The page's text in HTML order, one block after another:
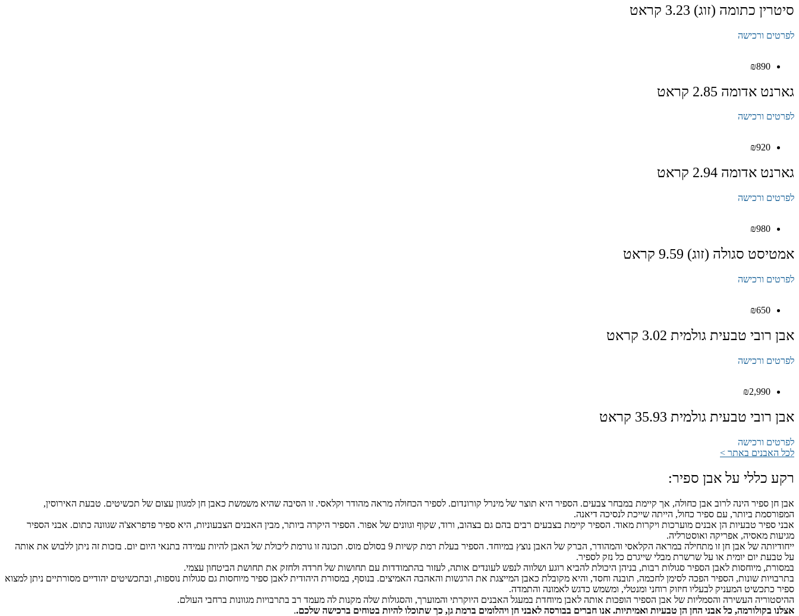
סיטרין כתומה (זוג) 3.23 קראט
לפרטים ורכישה
₪890
גארנט אדומה 2.85 קראט
לפרטים ורכישה
₪920
גארנט אדומה 2.94 קראט
לפרטים ורכישה
₪980
אמטיסט סגולה (זוג) 9.59 קראט
לפרטים ורכישה
₪650
אבן רובי טבעית גולמית 3.02 קראט
לפרטים ורכישה
₪2,990
אבן רובי טבעית גולמית 35.93 קראט
לפרטים ורכישה
לכל האבנים באתר >
רקע כללי על אבן ספיר:
אבן חן ספיר הינה לרוב אבן כחולה, אך קיימת במבחר צבעים. הספיר היא תוצר של מינרל קורונדום. לספיר הכחולה מראה מהודר וקלאסי. זו הסיבה שהיא משמשת כאבן חן למגוון עצום של תכשיטים. טבעת האירוסין,
המפורסמת ביותר, עם ספיר כחול, הייתה שייכת לנסיכה דיאנה.
אבני ספיר טבעיות הן אבנים מוערכות ויקרות מאוד. הספיר קיימת בצבעים רבים בהם גם בצהוב, ורוד, שקוף וגוונים של אפור. הספיר היקרה ביותר, מבין האבנים הצבעוניות, היא ספיר פדפראצ'ה שגוונה כתום. אבני הספיר
מגיעות מאסיה, אפריקה ואוסטרליה.
ייחודיותה של אבן חן זו מתחילה במראה הקלאסי והמהודר, הברק של האבן נוצץ במיוחד. הספיר בעלת רמת קשיות 9 בסולם מוס. תכונה זו גורמת ליכולת של האבן להיות עמידה בתנאי היום יום. בזכות זה ניתן ללבוש את אותה
על טבעת יום יומית או על שרשרת מבלי שייגרם כל נזק לספיר.
במסורת, מיוחסות לאבן הספיר סגולות רבות, בניהן היכולת להביא רוגע ושלווה לנפש לעונדים אותה, לעזור בהתמודדות עם תחושות של חרדה ולחזק את תחושת הביטחון עצמי.
בתרבויות שונות, הספיר הפכה לסימן לחכמה, תובנה וחסד, והיא מקובלת כאבן המייצגת את הרגשות והאהבה האמיצים. בנוסף, במסורת היהודית לאבן ספיר מיוחסות גם סגולות נוספות, ובתכשיטים יהודיים מסורתיים ניתן למצוא
ספיר כתכשיט המעניק לבעליו חיזוק רוחני ומנטלי, ומשמש כדגש לאמונה והתמדה.
ההיסטוריה העשירה והסמליות של אבן הספיר הופכות אותה לאבן מיוחדת במעגל האבנים היוקרתי והמוערך, והסגולות שלה מקנות לה מעמד רב בתרבויות מגוונות ברחבי העולם.
אצלנו בקולורמה, כל אבני החן הן טבעיות ואמיתיות. אנו חברים בבורסה לאבני חן ויהלומים ברמת גן, כך שתוכלו להיות בטוחים ברכישה שלכם..